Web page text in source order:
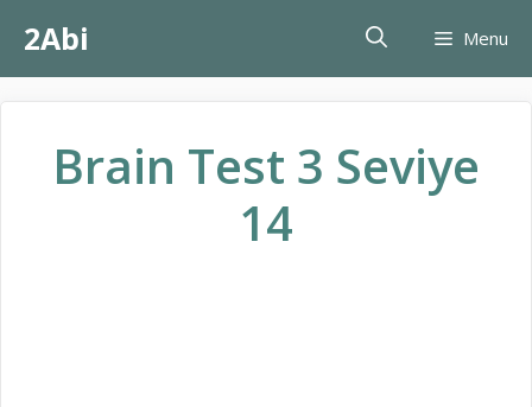
atla2Abi Menu
Brain Test 3 Seviye
14